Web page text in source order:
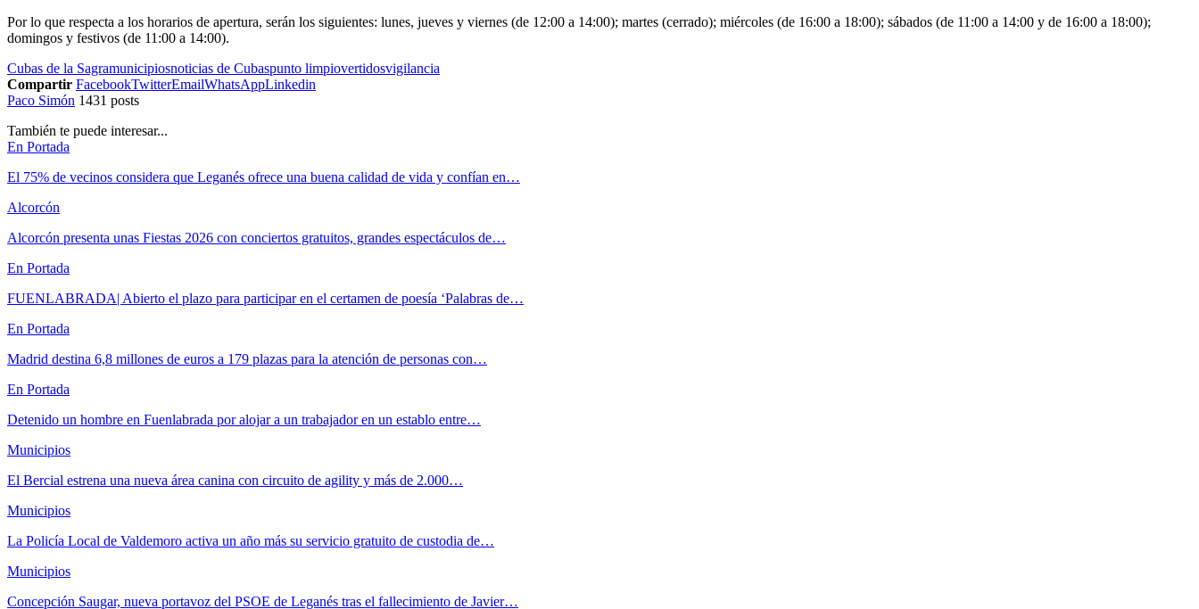
Por lo que respecta a los horarios de apertura, serán los siguientes: lunes, jueves y viernes (de 12:00 a 14:00); martes (cerrado); miércoles (de 16:00 a 18:00); sábados (de 11:00 a 14:00 y de 16:00 a 18:00);
domingos y festivos (de 11:00 a 14:00).
Cubas de la Sagramunicipiosnoticias de Cubaspunto limpiovertidosvigilancia
Compartir FacebookTwitterEmailWhatsAppLinkedin
Paco Simón 1431 posts
También te puede interesar...
En Portada
El 75% de vecinos considera que Leganés ofrece una buena calidad de vida y confían en…
Alcorcón
Alcorcón presenta unas Fiestas 2026 con conciertos gratuitos, grandes espectáculos de…
En Portada
FUENLABRADA| Abierto el plazo para participar en el certamen de poesía ‘Palabras de…
En Portada
Madrid destina 6,8 millones de euros a 179 plazas para la atención de personas con…
En Portada
Detenido un hombre en Fuenlabrada por alojar a un trabajador en un establo entre…
Municipios
El Bercial estrena una nueva área canina con circuito de agility y más de 2.000…
Municipios
La Policía Local de Valdemoro activa un año más su servicio gratuito de custodia de…
Municipios
Concepción Saugar, nueva portavoz del PSOE de Leganés tras el fallecimiento de Javier…